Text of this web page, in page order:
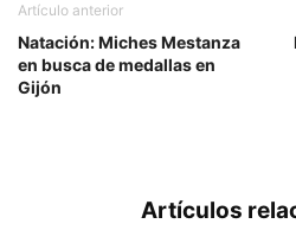
Artículo anterior
Natación: Miches Mestanza
en busca de medallas en
Gijón
Artículos